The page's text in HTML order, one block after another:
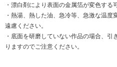
・漂白剤により表面の金属箔が変色する
・熱湯、熱した油、急冷等、急激な温
遠慮ください。
・底面を研磨していない作品の場合、
りますのでご注意ください。